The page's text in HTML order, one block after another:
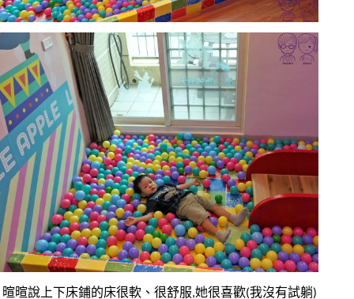
暄暄說上下床鋪的床很軟、很舒服,她很喜歡(我沒有試躺)